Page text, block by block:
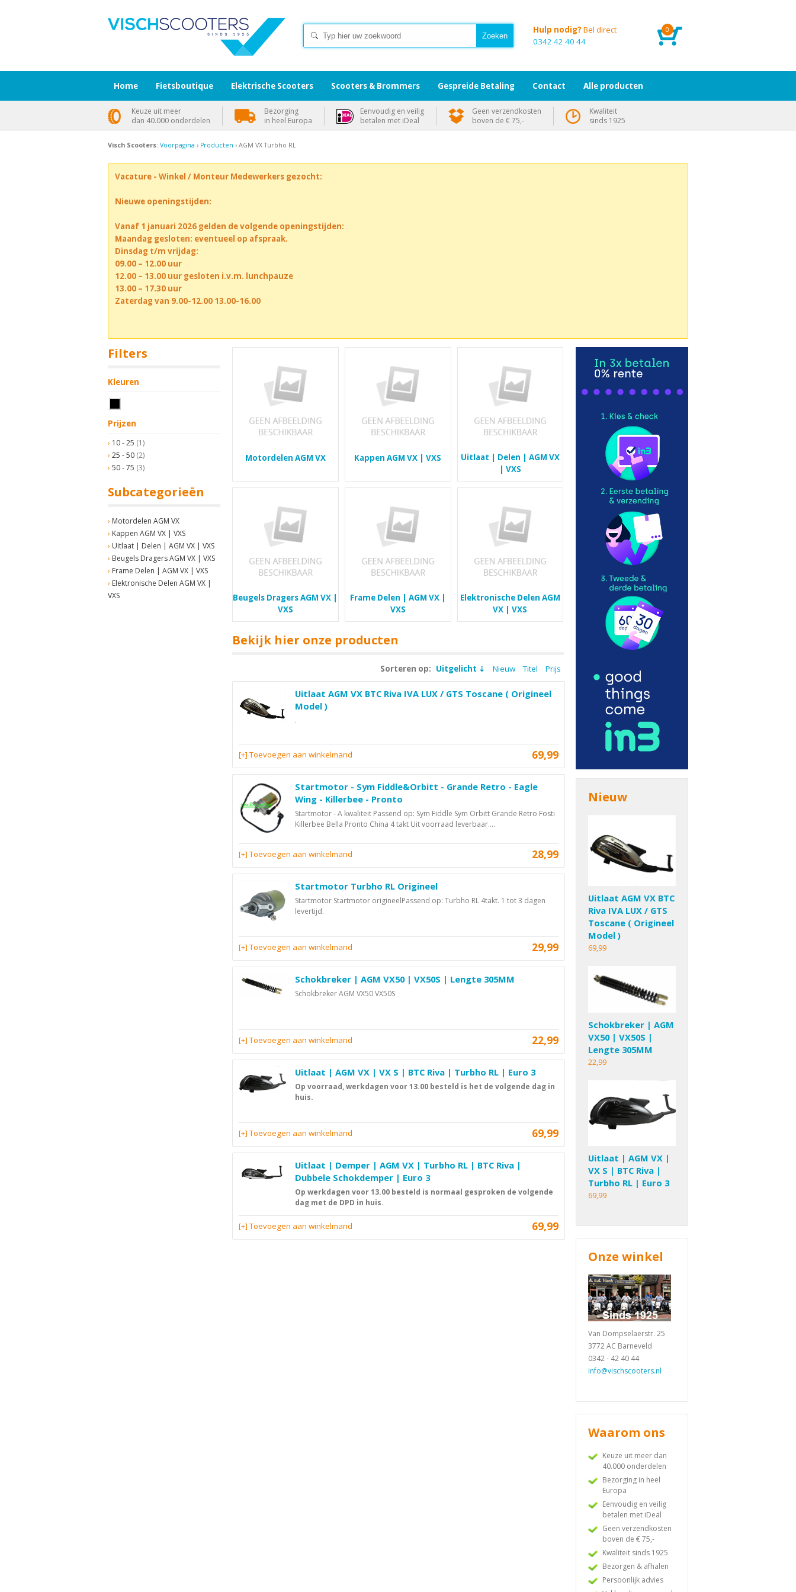
0
Hulp nodig? Bel direct
0342 42 40 44
Visch Scooters: Voorpagina › Producten › AGM VX Turbho RL
Vacature - Winkel / Monteur Medewerkers gezocht:
Nieuwe openingstijden:
Vanaf 1 januari 2026 gelden de volgende openingstijden:
Maandag gesloten: eventueel op afspraak.
Dinsdag t/m vrijdag:
09.00 – 12.00 uur
12.00 – 13.00 uur gesloten i.v.m. lunchpauze
13.00 – 17.30 uur
Zaterdag van 9.00-12.00 13.00-16.00
Filters
Kleuren
Prijzen
10 - 25 (1)
25 - 50 (2)
50 - 75 (3)
Subcategorieën
Motordelen AGM VX
Kappen AGM VX | VXS
Uitlaat | Delen | AGM VX | VXS
Beugels Dragers AGM VX | VXS
Frame Delen | AGM VX | VXS
Elektronische Delen AGM VX |
VXS
Motordelen AGM VX Kappen AGM VX | VXS
Uitlaat | Delen | AGM VX
| VXS
Beugels Dragers AGM VX |
VXS
Frame Delen | AGM VX |
VXS
Elektronische Delen AGM
VX | VXS
Bekijk hier onze producten
Sorteren op: Uitgelicht Nieuw Titel Prijs
Uitlaat AGM VX BTC Riva IVA LUX / GTS Toscane ( Origineel
Model )
.
69,99
[+] Toevoegen aan winkelmand
Startmotor - Sym Fiddle&Orbitt - Grande Retro - Eagle
Wing - Killerbee - Pronto
Startmotor - A kwaliteit Passend op: Sym Fiddle Sym Orbitt Grande Retro Fosti
Killerbee Bella Pronto China 4 takt Uit voorraad leverbaar....
28,99
[+] Toevoegen aan winkelmand
Startmotor Turbho RL Origineel
Startmotor Startmotor origineelPassend op: Turbho RL 4takt. 1 tot 3 dagen
levertijd.
29,99
[+] Toevoegen aan winkelmand
Schokbreker | AGM VX50 | VX50S | Lengte 305MM
Schokbreker AGM VX50 VX50S
22,99
[+] Toevoegen aan winkelmand
Uitlaat | AGM VX | VX S | BTC Riva | Turbho RL | Euro 3
Op voorraad, werkdagen voor 13.00 besteld is het de volgende dag in
huis.
69,99
[+] Toevoegen aan winkelmand
Uitlaat | Demper | AGM VX | Turbho RL | BTC Riva |
Dubbele Schokdemper | Euro 3
Op werkdagen voor 13.00 besteld is normaal gesproken de volgende
dag met de DPD in huis.
69,99
[+] Toevoegen aan winkelmand
Nieuw
Uitlaat AGM VX BTC
Riva IVA LUX / GTS
Toscane ( Origineel
Model )
69,99
Schokbreker | AGM
VX50 | VX50S |
Lengte 305MM
22,99
Uitlaat | AGM VX |
VX S | BTC Riva |
Turbho RL | Euro 3
69,99
Onze winkel
Van Dompselaerstr. 25
3772 AC Barneveld
0342 - 42 40 44
info@vischscooters.nl
Waarom ons
Keuze uit meer dan
40.000 onderdelen
Bezorging in heel
Europa
Eenvoudig en veilig
betalen met iDeal
Geen verzendkosten
boven de € 75,-
Kwaliteit sinds 1925
Bezorgen & afhalen
Persoonlijk advies
Home Fietsboutique Elektrische Scooters Scooters & Brommers Gespreide Betaling Contact Alle producten
Keuze uit meer
dan 40.000 onderdelen
Bezorging
in heel Europa
Eenvoudig en veilig
betalen met iDeal
Geen verzendkosten
boven de € 75,-
Kwaliteit
sinds 1925